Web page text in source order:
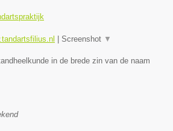
| Screenshot ▼
in de brede zin van de naam